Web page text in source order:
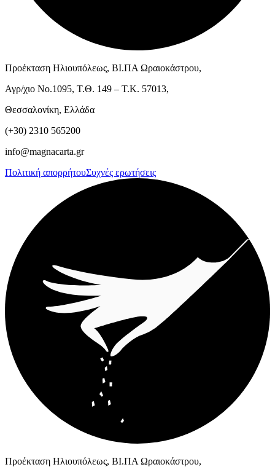
Προέκταση Ηλιουπόλεως, ΒΙ.ΠΑ Ωραιοκάστρου,
Αγρ/χιο Νο.1095, Τ.Θ. 149 – Τ.Κ. 57013,
Θεσσαλονίκη, Ελλάδα
(+30) 2310 565200
info@magnacarta.gr
Πολιτική απορρήτουΣυχνές ερωτήσεις
Προέκταση Ηλιουπόλεως, ΒΙ.ΠΑ Ωραιοκάστρου,